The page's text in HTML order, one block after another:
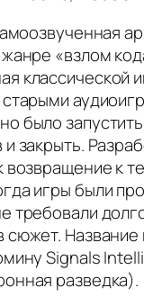
«взлом
классической
было
закрыть.
возвращение к
игры были
требовали
сюжет.
Signals
разведка).